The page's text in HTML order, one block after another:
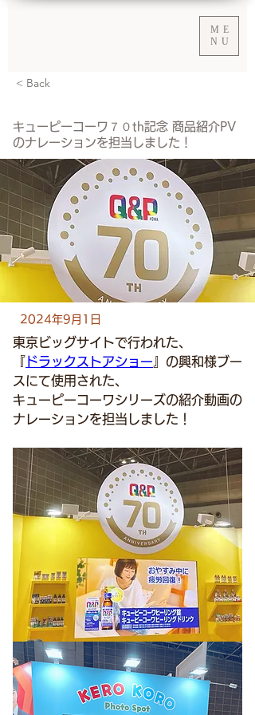
ME
NU
< Back
キューピーコーワ７０th記念 商品紹介PV
のナレーションを担当しました！
2024年9月1日
東京ビッグサイトで行われた、
『 ドラックストアショー 』の興和様ブー
スにて使用された、
キューピーコーワシリーズの紹介動画の
ナレーションを担当しました！